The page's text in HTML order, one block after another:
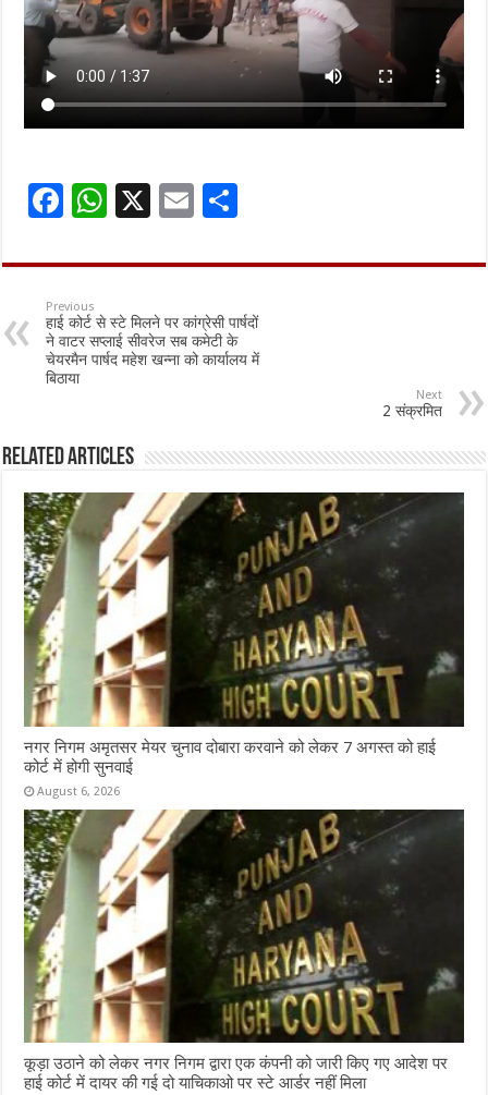
F
e
b
o
o
W
at
sA
p
p
X
E
ai
l
ar
e
Previous
हाई कोर्ट से स्टे मिलने पर कांग्रेसी पार्षदों
ने वाटर सप्लाई सीवरेज सब कमेटी के
चेयरमैन पार्षद महेश खन्ना को कार्यालय में
बिठाया
Next
2 संक्रमित
Related Articles
नगर निगम अमृतसर मेयर चुनाव दोबारा करवाने को लेकर 7 अगस्त को हाई
कोर्ट में होगी सुनवाई
August 6, 2026
कूड़ा उठाने को लेकर नगर निगम द्वारा एक कंपनी को जारी किए गए आदेश पर
हाई कोर्ट में दायर की गई दो याचिकाओ पर स्टे आर्डर नहीं मिला